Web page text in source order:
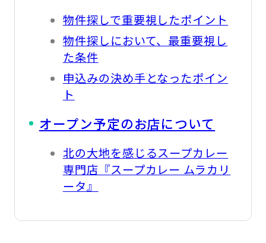
物件探しで重要視したポイント
物件探しにおいて、最重要視し
た条件
申込みの決め手となったポイン
ト
オープン予定のお店について
北の大地を感じるスープカレー
専門店『スープカレー ムラカリ
ータ』